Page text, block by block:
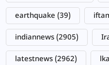
earthquake (39)
indiannews (2905)
latestnews (2962) lka